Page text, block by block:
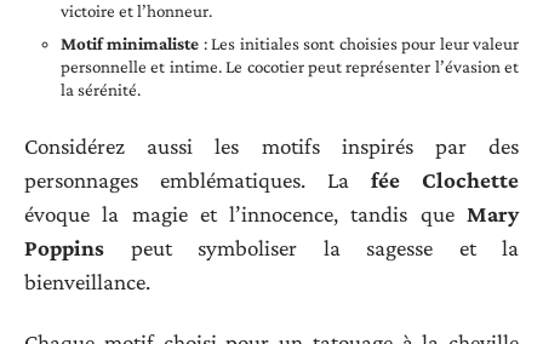
victoire et l’honneur.
Motif minimaliste : Les initiales sont choisies pour leur valeur
personnelle et intime. Le cocotier peut représenter l’évasion et
la sérénité.
Considérez aussi les motifs inspirés par des
personnages emblématiques. La fée Clochette
évoque la magie et l’innocence, tandis que Mary
Poppins peut symboliser la sagesse et la
bienveillance.